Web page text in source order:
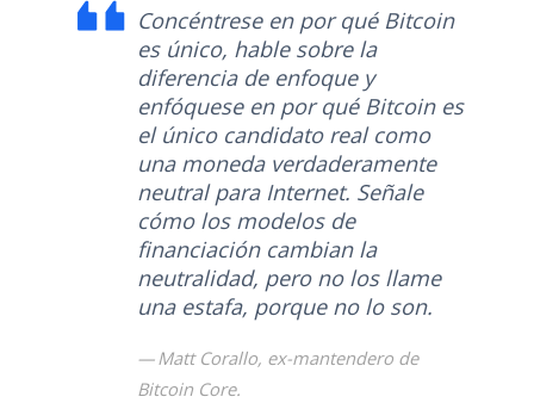
Concéntrese en por qué Bitcoin
es único, hable sobre la
diferencia de enfoque y
enfóquese en por qué Bitcoin es
el único candidato real como
una moneda verdaderamente
neutral para Internet. Señale
cómo los modelos de
financiación cambian la
neutralidad, pero no los llame
una estafa, porque no lo son.
Matt Corallo, ex-mantendero de
Bitcoin Core.